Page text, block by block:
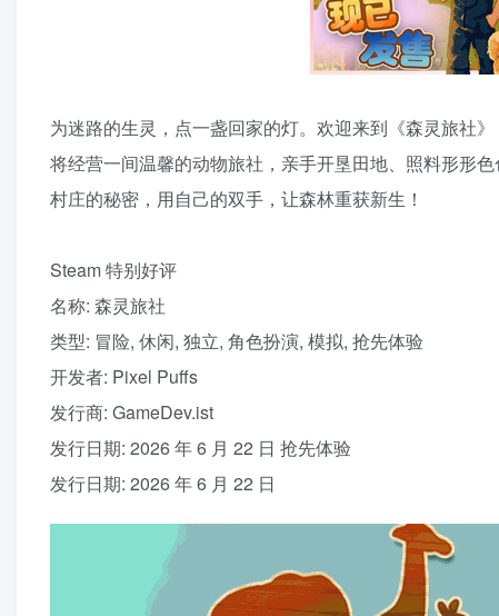
为迷路的生灵，点一盏回家的灯。欢迎来到《森灵旅社
将经营一间温馨的动物旅社，亲手开垦田地、照料形形
村庄的秘密，用自己的双手，让森林重获新生！
Steam 特别好评
名称: 森灵旅社
类型: 冒险, 休闲, 独立, 角色扮演, 模拟, 抢先体验
开发者: Pixel Puffs
发行商: GameDev.ist
发行日期: 2026 年 6 月 22 日 抢先体验
发行日期: 2026 年 6 月 22 日